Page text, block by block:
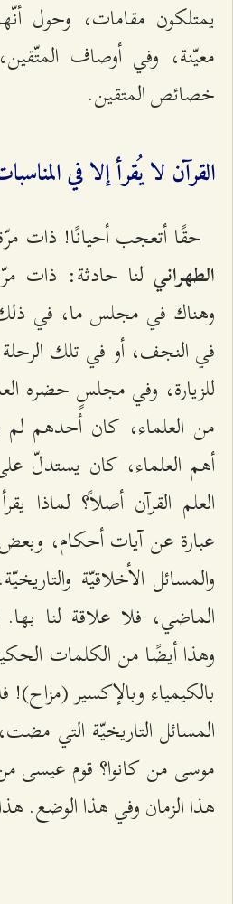
يمتلكون مقامات، وحول
معيّنة، وفي أوصاف
خصائص المتقين.
القرآن لا يُقرأ إلا في
حقًا أتعجب أحيانًا! ذات
الطهراني لنا حادثة: ذات
وهناك في مجلس ما، في
في النجف، أو في تلك الرحلة
للزيارة، وفي مجلسٍ حضره
من العلماء، كان أحدهم
أهم العلماء، كان يستدلّ
العلم القرآن أصلاً؟ لماذا
عبارة عن آيات أحكام، وبعض
والمسائل الأخلاقيّة
الماضي، فلا علاقة لنا
وهذا أيضًا من الكلمات
بالكيمياء وبالإكسير (مزاح)!
المسائل التاريخيّة التي
موسى من كانوا؟ قوم عيسى
هذا الزمان وفي هذا الوضع.